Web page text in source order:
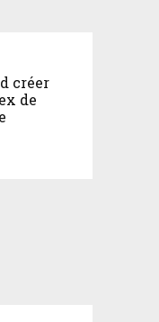
créer
de